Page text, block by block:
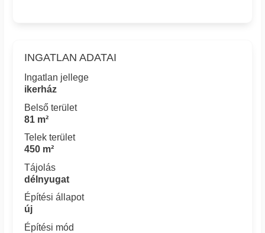
INGATLAN ADATAI
Ingatlan jellege
ikerház
Belső terület
81 m²
Telek terület
450 m²
Tájolás
délnyugat
Építési állapot
új
Építési mód